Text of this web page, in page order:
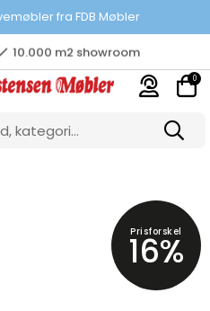
fra FDB Møbler
Prisgaranti
10.000 m2 showroom
& gode parkeringsforhold
0
Prisforskel
16%